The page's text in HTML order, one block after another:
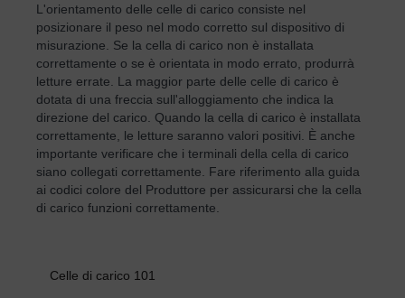
L'orientamento delle celle di carico consiste nel
posizionare il peso nel modo corretto sul dispositivo di
misurazione. Se la cella di carico non è installata
correttamente o se è orientata in modo errato, produrrà
letture errate. La maggior parte delle celle di carico è
dotata di una freccia sull'alloggiamento che indica la
direzione del carico. Quando la cella di carico è installata
correttamente, le letture saranno valori positivi. È anche
importante verificare che i terminali della cella di carico
siano collegati correttamente. Fare riferimento alla guida
ai codici colore del Produttore per assicurarsi che la cella
di carico funzioni correttamente.
Celle di carico 101